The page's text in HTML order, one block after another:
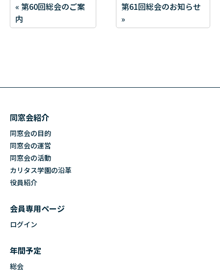
« 第60回総会のご案
内
第61回総会のお知らせ
»
同窓会紹介
同窓会の目的
同窓会の運営
同窓会の活動
カリタス学園の沿革
役員紹介
会員専用ページ
ログイン
年間予定
総会